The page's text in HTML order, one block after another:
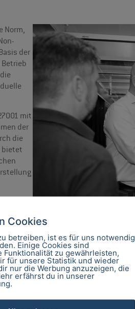
Norm,
der
mit
der
die
bietet
Cookies
betreiben, ist es für uns notwendig
Einige Cookies sind
zu gewährleisten,
für unsere Statistik und wieder
nur die Werbung anzuzeigen, die
erfährst du in unserer